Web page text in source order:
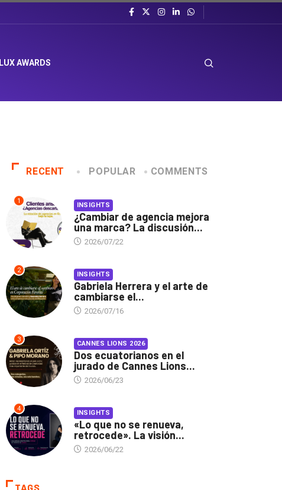
LUX AWARDS
RECENT POPULAR COMMENTS
1 INSIGHTS
¿Cambiar de agencia mejora
una marca? La discusión...
2026/07/22
2 INSIGHTS
Gabriela Herrera y el arte de
cambiarse el...
2026/07/16
3 CANNES LIONS 2026
Dos ecuatorianos en el
jurado de Cannes Lions...
2026/06/23
4 INSIGHTS
«Lo que no se renueva,
retrocede». La visión...
2026/06/22
TAGS